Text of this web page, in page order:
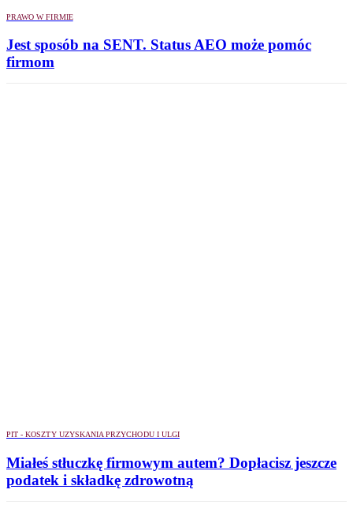
PRAWO W FIRMIE
Jest sposób na SENT. Status AEO może pomóc
firmom
PIT - KOSZTY UZYSKANIA PRZYCHODU I ULGI
Miałeś stłuczkę firmowym autem? Dopłacisz jeszcze
podatek i składkę zdrowotną